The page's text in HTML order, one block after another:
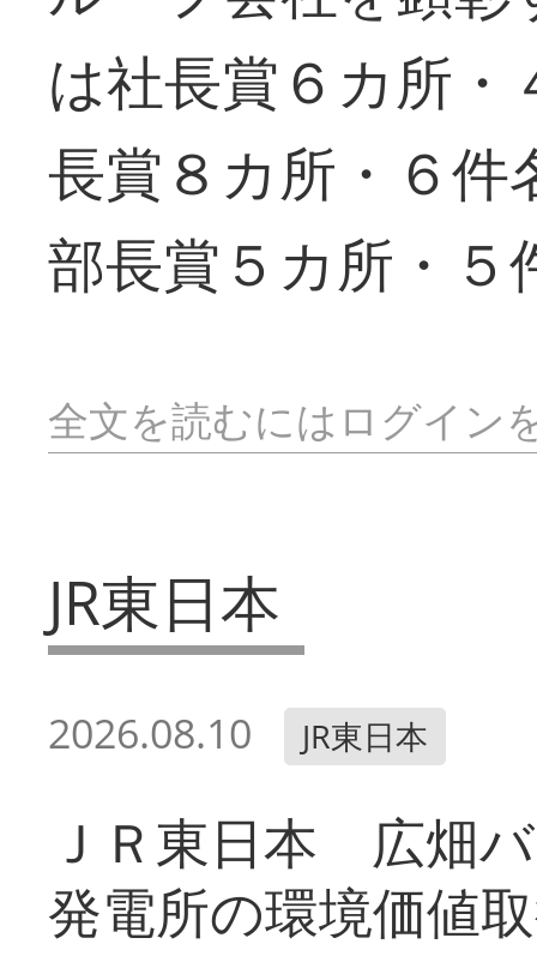
は社長賞６カ所
長賞８カ所・６
部長賞５カ所・５
全文を読むにはログイン
JR東日本
2026.08.10 JR東日本
ＪＲ東日本 広畑
発電所の環境価値